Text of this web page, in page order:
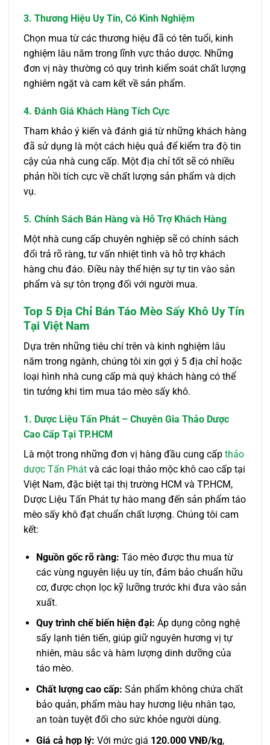
3. Thương Hiệu Uy Tín, Có Kinh Nghiệm
Chọn mua từ các thương hiệu đã có tên tuổi, kinh
nghiệm lâu năm trong lĩnh vực thảo dược. Những
đơn vị này thường có quy trình kiểm soát chất lượng
nghiêm ngặt và cam kết về sản phẩm.
4. Đánh Giá Khách Hàng Tích Cực
Tham khảo ý kiến và đánh giá từ những khách hàng
đã sử dụng là một cách hiệu quả để kiểm tra độ tin
cậy của nhà cung cấp. Một địa chỉ tốt sẽ có nhiều
phản hồi tích cực về chất lượng sản phẩm và dịch
vụ.
5. Chính Sách Bán Hàng và Hỗ Trợ Khách Hàng
Một nhà cung cấp chuyên nghiệp sẽ có chính sách
đổi trả rõ ràng, tư vấn nhiệt tình và hỗ trợ khách
hàng chu đáo. Điều này thể hiện sự tự tin vào sản
phẩm và sự tôn trọng đối với người mua.
Top 5 Địa Chỉ Bán Táo Mèo Sấy Khô Uy Tín
Tại Việt Nam
Dựa trên những tiêu chí trên và kinh nghiệm lâu
năm trong ngành, chúng tôi xin gợi ý 5 địa chỉ hoặc
loại hình nhà cung cấp mà quý khách hàng có thể
tin tưởng khi tìm mua táo mèo sấy khô.
1. Dược Liệu Tấn Phát – Chuyên Gia Thảo Dược
Cao Cấp Tại TP.HCM
Là một trong những đơn vị hàng đầu cung cấp thảo
dược Tấn Phát và các loại thảo mộc khô cao cấp tại
Việt Nam, đặc biệt tại thị trường HCM và TP.HCM,
Dược Liệu Tấn Phát tự hào mang đến sản phẩm táo
mèo sấy khô đạt chuẩn chất lượng. Chúng tôi cam
kết:
Nguồn gốc rõ ràng: Táo mèo được thu mua từ
các vùng nguyên liệu uy tín, đảm bảo chuẩn hữu
cơ, được chọn lọc kỹ lưỡng trước khi đưa vào sản
xuất.
Quy trình chế biến hiện đại: Áp dụng công nghệ
sấy lạnh tiên tiến, giúp giữ nguyên hương vị tự
nhiên, màu sắc và hàm lượng dinh dưỡng của
táo mèo.
Chất lượng cao cấp: Sản phẩm không chứa chất
bảo quản, phẩm màu hay hương liệu nhân tạo,
an toàn tuyệt đối cho sức khỏe người dùng.
Giá cả hợp lý: Với mức giá 120.000 VNĐ/kg,